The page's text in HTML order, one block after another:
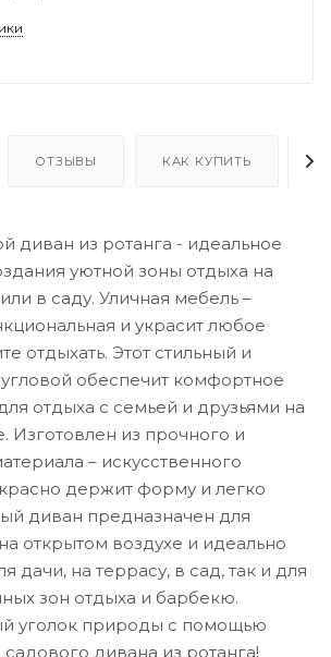
ОТЗЫВЫ КАК КУПИТЬ
диван из ротанга - идеальное
уютной зоны отдыха на
в саду. Уличная мебель –
и украсит любое
отдыхать. Этот стильный и
обеспечит комфортное
отдыха с семьей и друзьями на
Изготовлен из прочного и
– искусственного
держит форму и легко
диван предназначен для
открытом воздухе и идеально
дачи, на террасу, в сад, так и для
зон отдыха и барбекю.
уголок природы с помощью
садового дивана из ротанга!